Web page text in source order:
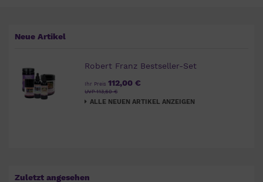
Neue Artikel
Robert Franz Bestseller-Set
Ihr Preis 112,00 €
UVP 113,60 €
ALLE NEUEN ARTIKEL ANZEIGEN
Zuletzt angesehen